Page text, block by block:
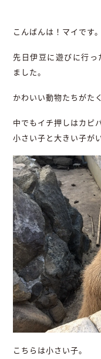
こんばんは！マイです。
先日伊豆に遊びに行
ました。
かわいい動物たちがた
中でもイチ押しはカピ
小さい子と大きい子が
こちらは小さい子。